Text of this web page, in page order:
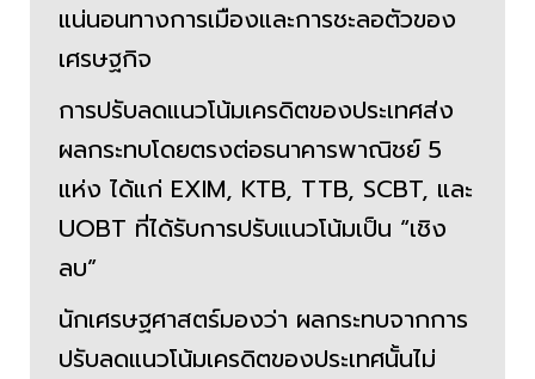
แน่นอนทางการเมืองและการชะลอตัวของ
เศรษฐกิจ
การปรับลดแนวโน้มเครดิตของประเทศส่ง
ผลกระทบโดยตรงต่อธนาคารพาณิชย์ 5
แห่ง ได้แก่ EXIM, KTB, TTB, SCBT, และ
UOBT ที่ได้รับการปรับแนวโน้มเป็น “เชิง
ลบ”
นักเศรษฐศาสตร์มองว่า ผลกระทบจากการ
ปรับลดแนวโน้มเครดิตของประเทศนั้นไม่